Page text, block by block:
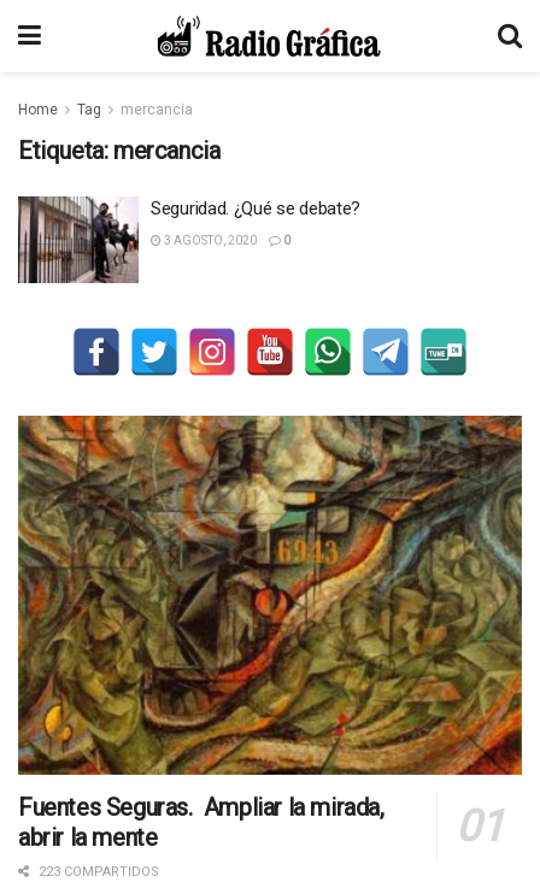
Home Tag mercancia
Etiqueta: mercancia
Seguridad. ¿Qué se debate?
3 AGOSTO, 2020 0
Fuentes Seguras. Ampliar la mirada,
abrir la mente
223 COMPARTIDOS